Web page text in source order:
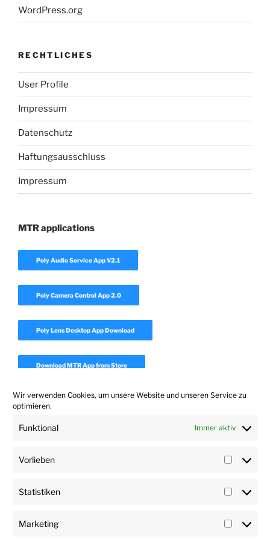
Wir verwenden Cookies, um unsere Website und unseren Service zu
optimieren.
Funktional Immer aktiv
Vorlieben
Statistiken
Marketing
WordPress.org
RECHTLICHES
User Profile
Impressum
Datenschutz
Haftungsausschluss
Impressum
MTR applications
Poly Audio Service App V2.1
Poly Camera Control App 2.0
Poly Lens Desktop App Download
Download MTR App from Store
Download Realpresence Desktop
User